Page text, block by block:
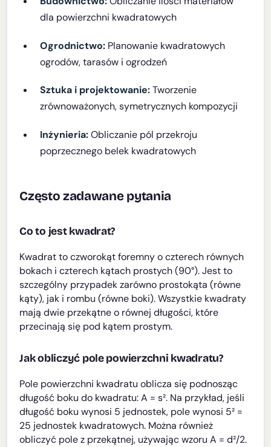
dla powierzchni kwadratowych
Ogrodnictwo: Planowanie kwadratowych
ogrodów, tarasów i ogrodzeń
Sztuka i projektowanie:Tworzenie
zrównoważonych, symetrycznych kompozycji
Inżynieria:Obliczanie pól przekroju
poprzecznego belek kwadratowych
Często zadawane pytania
Co to jest kwadrat?
Kwadrat to czworokąt foremny o czterech równych
bokach i czterech kątach prostych (90°). Jest to
szczególny przypadek zarówno prostokąta (równe
kąty), jak i rombu (równe boki). Wszystkie kwadraty
mają dwie przekątne o równej długości, które
przecinają się pod kątem prostym.
Jak obliczyć pole powierzchni kwadratu?
Pole powierzchni kwadratu oblicza się podnosząc
długość boku do kwadratu: A = s². Na przykład, jeśli
długość boku wynosi 5 jednostek, pole wynosi 5² =
25 jednostek kwadratowych. Można również
obliczyć pole z przekątnej, używając wzoru A = d²/2.